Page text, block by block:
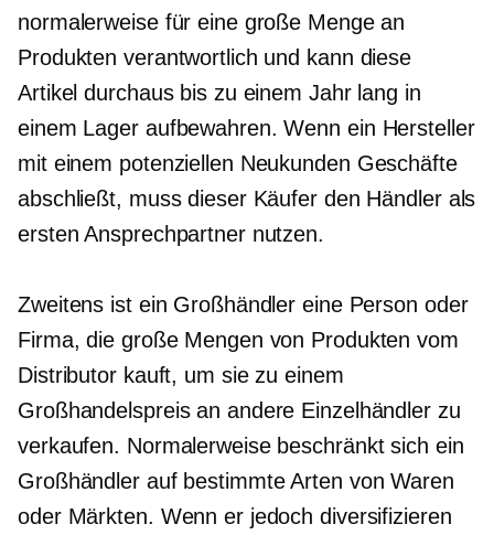
normalerweise für eine große Menge an
Produkten verantwortlich und kann diese
Artikel durchaus bis zu einem Jahr lang in
einem Lager aufbewahren. Wenn ein Hersteller
mit einem potenziellen Neukunden Geschäfte
abschließt, muss dieser Käufer den Händler als
ersten Ansprechpartner nutzen.
Zweitens ist ein Großhändler eine Person oder
Firma, die große Mengen von Produkten vom
Distributor kauft, um sie zu einem
Großhandelspreis an andere Einzelhändler zu
verkaufen. Normalerweise beschränkt sich ein
Großhändler auf bestimmte Arten von Waren
oder Märkten. Wenn er jedoch diversifizieren